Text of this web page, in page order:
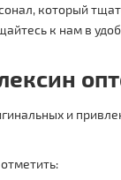
который
к нам в
и